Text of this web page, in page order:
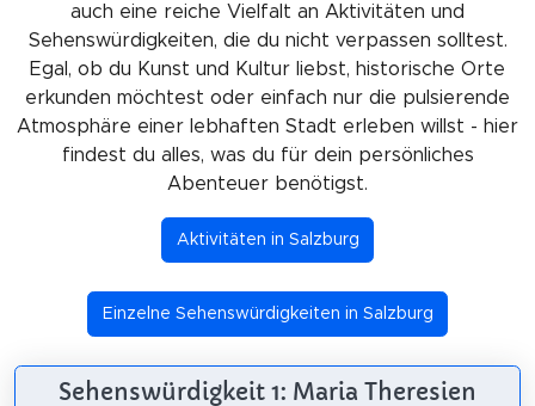
auch eine reiche Vielfalt an Aktivitäten und
Sehenswürdigkeiten, die du nicht verpassen solltest.
Egal, ob du Kunst und Kultur liebst, historische Orte
erkunden möchtest oder einfach nur die pulsierende
Atmosphäre einer lebhaften Stadt erleben willst - hier
findest du alles, was du für dein persönliches
Abenteuer benötigst.
Aktivitäten in Salzburg
Einzelne Sehenswürdigkeiten in Salzburg
Sehenswürdigkeit 1: Maria Theresien